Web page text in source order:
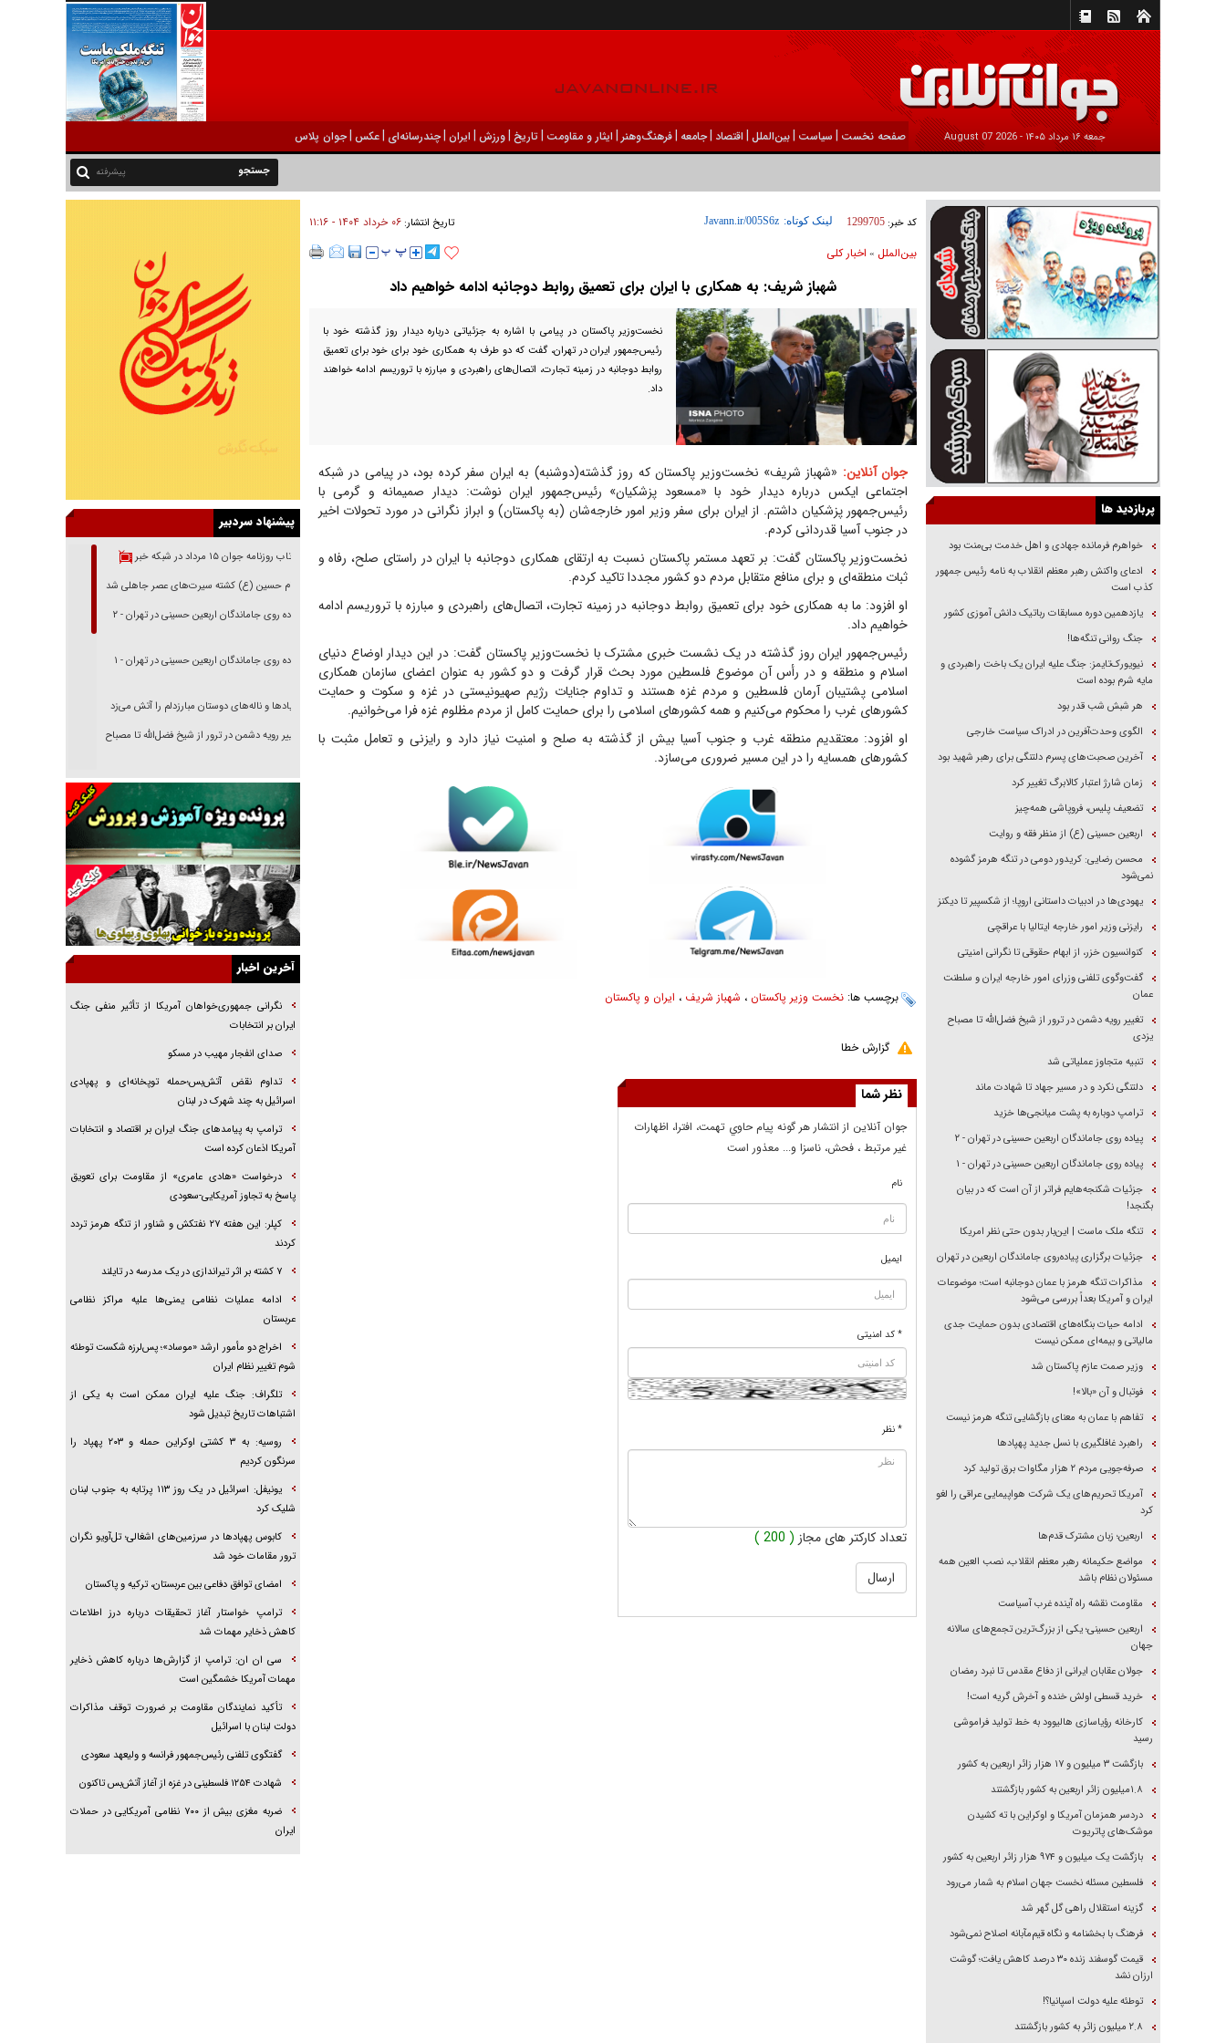
جمعه ۱۶ مرداد ۱۴۰۵ - 2026 August 07 صفحه نخست | سیاست |بين‌الملل | اقتصاد |جامعه |فرهنگ‌و‌هنر | ایثار و مقاومت |تاریخ |ورزش | ايران |چندرسانه‌ای |عکس |جوان پلاس
پیشرفته
کد خبر: 1299705 لینک کوتاه: تاریخ انتشار:۰۶ خرداد ۱۴۰۴ - ۱۱:۱۶
بين‌الملل » اخبار كلی
شهباز شریف: به همکاری با ایران برای تعمیق روابط دوجانبه ادامه خواهیم داد
نخست‌وزیر پاکستان در پیامی با اشاره به جزئیاتی درباره دیدار روز گذشته خود با
رئیس‌جمهور ایران در تهران، گفت که دو طرف به همکاری خود برای خود برای تعمیق
روابط دوجانبه در زمینه تجارت، اتصال‌های راهبردی و مبارزه با تروریسم ادامه خواهند
داد.
جوان آنلاین: «شهباز شریف» نخست‌وزیر پاکستان که روز گذشته(دوشنبه) به ایران سفر کرده بود، در پیامی در شبکه
اجتماعی ایکس درباره دیدار خود با «مسعود پزشکیان» رئیس‌جمهور ایران نوشت: دیدار صمیمانه و گرمی با
رئیس‌جمهور پزشکیان داشتم. از ایران برای سفر وزیر امور خارجه‌شان (به پاکستان) و ابراز نگرانی در مورد تحولات اخیر
در جنوب آسیا قدردانی کردم.
نخست‌وزیر پاکستان گفت: بر تعهد مستمر پاکستان نسبت به ارتقای همکاری دوجانبه با ایران در راستای صلح، رفاه و
ثبات منطقه‌ای و برای منافع متقابل مردم دو کشور مجددا تاکید کردم.
او افزود: ما به همکاری خود برای تعمیق روابط دوجانبه در زمینه تجارت، اتصال‌های راهبردی و مبارزه با تروریسم ادامه
خواهیم داد.
رئیس‌جمهور ایران روز گذشته در یک نشست خبری مشترک با نخست‌وزیر پاکستان گفت: در این دیدار اوضاع دنیای
اسلام و منطقه و در رأس آن موضوع فلسطین مورد بحث قرار گرفت و دو کشور به عنوان اعضای سازمان همکاری
اسلامی پشتیبان آرمان فلسطین و مردم غزه هستند و تداوم جنایات رژیم صهیونیستی در غزه و سکوت و حمایت
کشورهای غرب را محکوم می‌کنیم و همه کشورهای اسلامی را برای حمایت کامل از مردم مظلوم غزه فرا می‌خوانیم.
او افزود: معتقدیم منطقه غرب و جنوب آسیا بیش از گذشته به صلح و امنیت نیاز دارد و رایزنی و تعامل مثبت با
کشورهای همسایه را در این مسیر ضروری می‌سازد.
برچسب ها: نخست وزیر پاکستان ، شهباز شریف ، ایران و پاکستان
گزارش خطا
نظر شما
جوان آنلاين از انتشار هر گونه پيام حاوي تهمت، افترا، اظهارات
غير مرتبط ، فحش، ناسزا و... معذور است
نام
ایمیل
* کد امنیتی
* نظر
تعداد کارکتر های مجاز ( 200 )
پربازدید ها
خواهرم فرمانده جهادی و اهل خدمت بی‌منت بود
ادعای واکنش رهبر معظم انقلاب به نامه رئیس جمهور
کذب است
یازدهمین دوره مسابقات رباتیک دانش آموزی کشور
جنگ روانی تنگه‌ها!
نیویورک‌تایمز: جنگ علیه ایران یک باخت راهبردی و
مایه شرم بوده است
هر شبش شب قدر بود
الگوی وحدت‌آفرین در ادراک سیاست خارجی
آخرین صحبت‌های پسرم دلتنگی برای رهبر شهید بود
زمان شارژ اعتبار کالابرگ تغییر کرد
تضعیف پلیس، فروپاشی همه‌چیز
اربعین حسینی (ع) از منظر فقه و روایت
محسن رضایی: کریدور دومی در تنگه هرمز گشوده
نمی‌شود
یهودی‌ها در ادبیات داستانی اروپا؛ از شکسپیر تا دیکنز
رایزنی وزیر امور خارجه ایتالیا با عراقچی
کنوانسیون خزر، از ابهام حقوقی تا نگرانی امنیتی
گفت‌وگوی تلفنی وزرای امور خارجه ایران و سلطنت
عمان
تغییر رویه دشمن در ترور از شیخ فضل‌الله تا مصباح
یزدی
تنبیه متجاوز عملیاتی شد
دلتنگی نکرد و در مسیر جهاد تا شهادت ماند
ترامپ دوباره به پشت میانجی‌ها خزید
پیاده روی جاماندگان اربعین حسینی در تهران - ۲
پیاده روی جاماندگان اربعین حسینی در تهران - ۱
جزئیات شکنجه‌هایم فراتر از آن است که در بیان
بگنجد!
تنگه ملک ماست | این‌بار بدون حتی نظر امریکا
جزئیات برگزاری پیاده‌روی جاماندگان اربعین در تهران
مذاکرات تنگه هرمز با عمان دوجانبه است؛ موضوعات
ایران و آمریکا بعداً بررسی می‌شود
ادامه حیات بنگاه‌های اقتصادی بدون حمایت جدی
مالیاتی و بیمه‌ای ممکن نیست
وزیر صمت عازم پاکستان شد
فوتبال و آن «بالا»!
تفاهم با عمان به معنای بازگشایی تنگه هرمز نیست
راهبرد غافلگیری با نسل جدید پهپاد‌ها
صرفه‌جویی مردم ۲ هزار مگاوات برق تولید کرد
آمریکا تحریم‌های یک شرکت هواپیمایی عراقی را لغو
کرد
اربعین؛ زبان مشترک قدم‌ها
مواضع حکیمانه رهبر معظم انقلاب، نصب العین همه
مسئولان نظام باشد
مقاومت نقشه راه آینده غرب آسیاست
اربعین حسینی؛ یکی از بزرگ‌ترین تجمع‌های سالانه
جهان
جولان عقابان ایرانی از دفاع مقدس تا نبرد رمضان
خرید قسطی اولش خنده و آخرش گریه است!
کارخانه رؤیاسازی هالیوود به خط تولید فراموشی
رسید
بازگشت ۳ میلیون و ۱۷ هزار زائر اربعین به کشور
۱.۸میلیون زائر اربعین به کشور بازگشتند
دردسر همزمان آمریکا و اوکراین با ته کشیدن
موشک‌های پاتریوت
بازگشت یک میلیون و ۹۷۴ هزار زائر اربعین به کشور
فلسطین مسئله نخست جهان اسلام به شمار می‌رود
گزینه استقلال راهی گل گهر شد
فرهنگ با بخشنامه و نگاه قیم‌مآبانه اصلاح نمی‌شود
قیمت گوسفند زنده ۳۰ درصد کاهش یافت؛ گوشت
ارزان نشد
توطئه علیه دولت اسپانیا؟!
۲.۸ میلیون زائر به کشور بازگشتند
پیشنهاد سردبیر
بازتاب روزنامه جوان ۱۵ مرداد در شبکه خبر
امام حسین (ع) کشته سیرت‌های عصر جاهلی شد
پیاده روی جاماندگان اربعین حسینی در تهران - ۲
پیاده روی جاماندگان اربعین حسینی در تهران - ۱
فریاد‌ها و ناله‌های دوستان مبارزدلم را آتش می‌زد
تغییر رویه دشمن در ترور از شیخ فضل‌الله تا مصباح
خرید قسطی اولش خنده و آخرش گریه است!
فوتبال و آن «بالا»!
راهبرد غافلگیری با نسل جدید پهپاد‌ها
جنجال پزشکان تقلبی در صنعت زیبایی
یهودی‌ها در ادبیات داستانی اروپا؛ از شکسپیر تا
دیکنز
گفت‌وگو با خواهر یکی از شهدای جنگ رمضان/
خواهرم فرمانده جهادی و اهل خدمت بی‌منت بود
بگنجد!
برابر یورش به پاسگاه‌های پلیس
تحلیل ابعاد پیام رهبر انقلاب به حزب‌الله/ مقاومت
نقشه راه آینده غرب آسیا
آخرین اخبار
نگرانی جمهوری‌خواهان آمریکا از تأثیر منفی جنگ
ایران بر انتخابات
صدای انفجار مهیب در مسکو
تداوم نقض آتش‌بس؛حمله توپخانه‌ای و پهپادی
اسرائیل به چند شهرک در لبنان
ترامپ به پیامدهای جنگ ایران بر اقتصاد و انتخابات
آمریکا اذعان کرده است
درخواست «هادی عامری» از مقاومت برای تعویق
پاسخ به تجاوز آمریکایی-سعودی
کپلر: این هفته ۲۷ نفتکش و شناور از تنگه هرمز تردد
کردند
۷ کشته بر اثر تیراندازی در یک مدرسه در تایلند
ادامه عملیات نظامی یمنی‌ها علیه مراکز نظامی
عربستان
اخراج دو مأمور ارشد «موساد»؛ پس‌لرزه شکست توطئه
شوم تغییر نظام ایران
تلگراف: جنگ علیه ایران ممکن است به یکی از
اشتباهات تاریخ تبدیل شود
روسیه: به ۳ کشتی اوکراین حمله و ۲۰۳ پهپاد را
سرنگون کردیم
یونیفل: اسرائیل در یک روز ۱۱۳ پرتابه به جنوب لبنان
شلیک کرد
کابوس پهپادها در سرزمین‌های اشغالی؛ تل‌آویو نگران
ترور مقامات خود شد
امضای توافق دفاعی بین عربستان، ترکیه و پاکستان
ترامپ خواستار آغاز تحقیقات درباره درز اطلاعات
کاهش ذخایر مهمات شد
سی ان ان: ترامپ از گزارش‌ها درباره کاهش ذخایر
مهمات آمریکا خشمگین است
تأکید نمایندگان مقاومت بر ضرورت توقف مذاکرات
دولت لبنان با اسرائیل
گفتگوی تلفنی رئیس‌جمهور فرانسه و ولیعهد سعودی
شهادت ۱۲۵۴ فلسطینی در غزه از آغاز آتش‌بس تاکنون
ضربه مغزی بیش از ۷۰۰ نظامی آمریکایی در حملات
ایران